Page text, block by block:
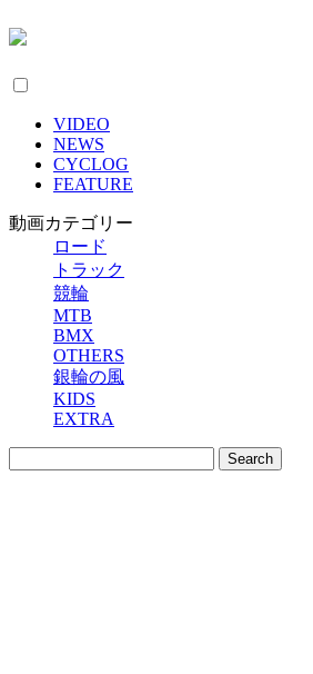
VIDEO
NEWS
CYCLOG
FEATURE
動画カテゴリー
ロード
トラック
競輪
MTB
BMX
OTHERS
銀輪の風
KIDS
EXTRA